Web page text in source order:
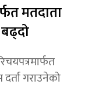
मतदाता
गराउनेको